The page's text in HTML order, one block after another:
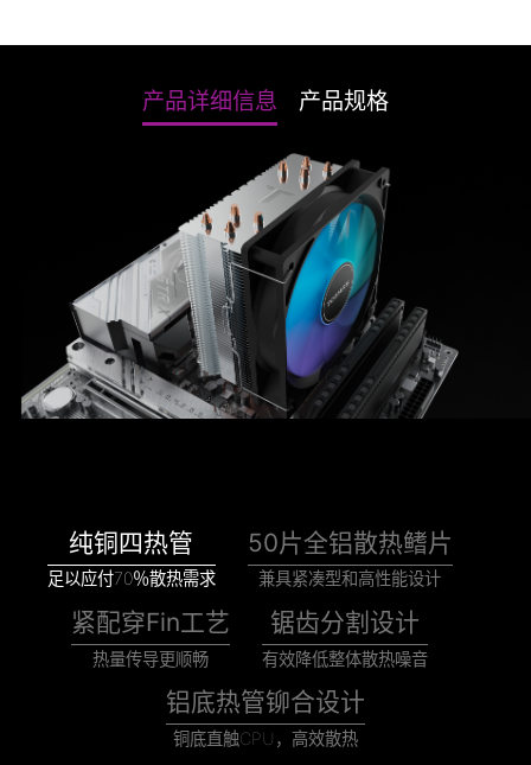
产品详细信息 产品规格
纯铜四热管
足以应付70％散热需求
50片全铝散热鳍片
兼具紧凑型和高性能设计
紧配穿Fin工艺
热量传导更顺畅
锯齿分割设计
有效降低整体散热噪音
铝底热管铆合设计
铜底直触CPU，高效散热